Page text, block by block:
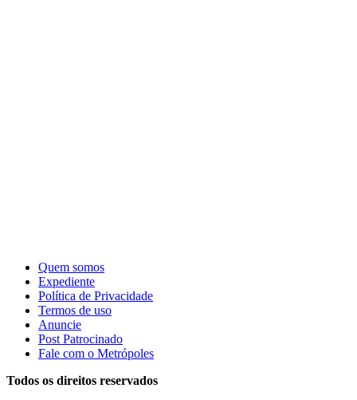
Quem somos
Expediente
Política de Privacidade
Termos de uso
Anuncie
Post Patrocinado
Fale com o Metrópoles
Todos os direitos reservados